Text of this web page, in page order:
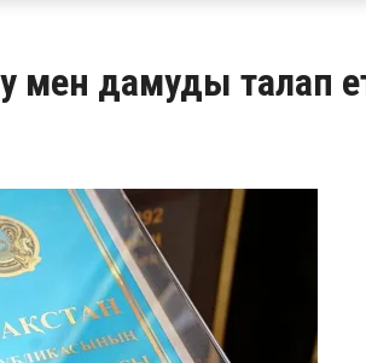
мен дамуды талап